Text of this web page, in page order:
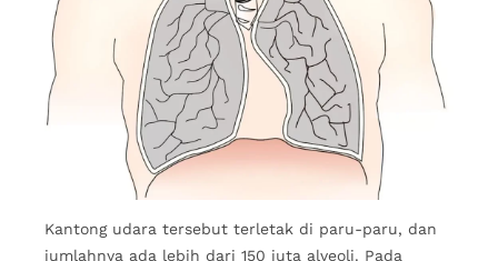
Kantong udara tersebut terletak di paru-paru, dan
jumlahnya ada lebih dari 150 juta alveoli. Pada